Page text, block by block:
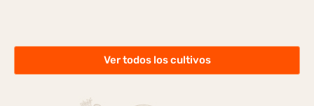
Ver todos los cultivos